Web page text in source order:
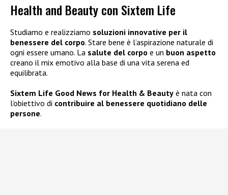
Health and Beauty con Sixtem Life
Studiamo e realizziamo soluzioni innovative per il
benessere del corpo. Stare bene è l’aspirazione naturale di
ogni essere umano. La salute del corpo e un buon aspetto
creano il mix emotivo alla base di una vita serena ed
equilibrata.
Sixtem Life Good News for Health & Beauty è nata con
l’obiettivo di contribuire al benessere quotidiano delle
persone.